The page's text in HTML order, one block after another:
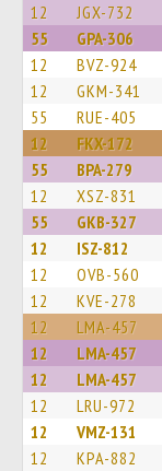
12 JGX-732
55 GPA-306
12 BVZ-924
12 GKM-341
55 RUE-405
12 FKX-172
55 BPA-279
12 XSZ-831
55 GKB-327
12 ISZ-812
12 OVB-560
12 KVE-278
12 LMA-457
12 LMA-457
12 LMA-457
12 LRU-972
12 VMZ-131
12 KPA-882